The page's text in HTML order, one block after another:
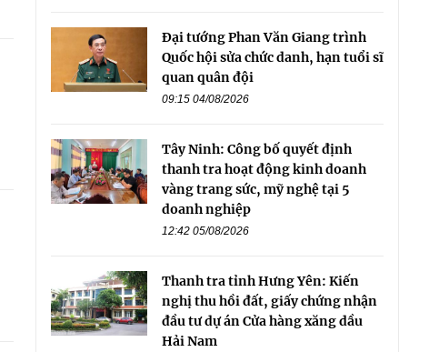
Đại tướng Phan Văn Giang trình
Quốc hội sửa chức danh, hạn tuổi sĩ
quan quân đội
09:15 04/08/2026
Tây Ninh: Công bố quyết định
thanh tra hoạt động kinh doanh
vàng trang sức, mỹ nghệ tại 5
doanh nghiệp
12:42 05/08/2026
Thanh tra tỉnh Hưng Yên: Kiến
nghị thu hồi đất, giấy chứng nhận
đầu tư dự án Cửa hàng xăng dầu
Hải Nam